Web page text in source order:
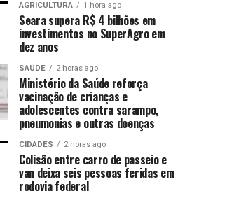
AGRICULTURA 1 hora ago
Seara supera R$ 4 bilhões em
investimentos no SuperAgro em
dez anos
SAÚDE 2 horas ago
Ministério da Saúde reforça
vacinação de crianças e
adolescentes contra sarampo,
pneumonias e outras doenças
CIDADES 2 horas ago
Colisão entre carro de passeio e
van deixa seis pessoas feridas em
rodovia federal